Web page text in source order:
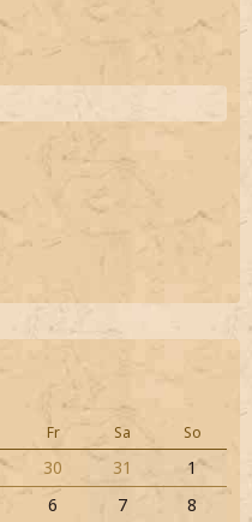
Fr Sa So
30 31
1
6 7
8